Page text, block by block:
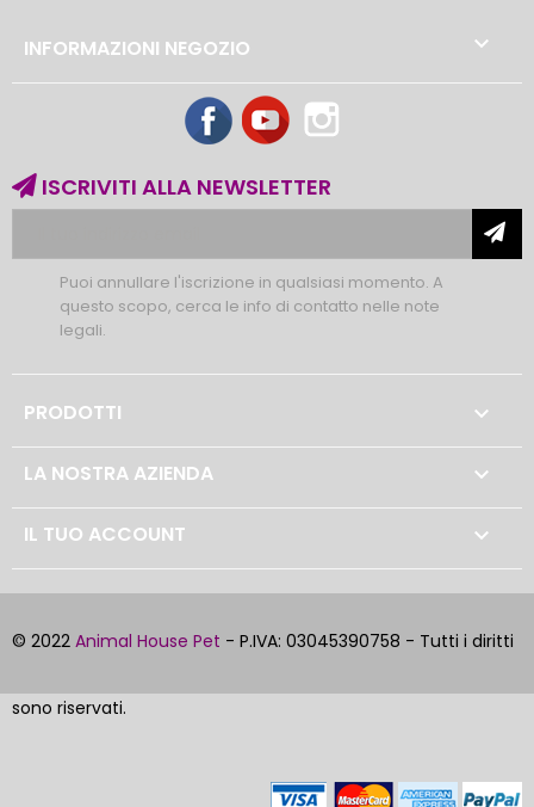
INFORMAZIONI NEGOZIO 
FacebookYouTube
ISCRIVITI ALLA NEWSLETTER
Puoi annullare l'iscrizione in qualsiasi momento. A
questo scopo, cerca le info di contatto nelle note
legali.
PRODOTTI 
LA NOSTRA AZIENDA 
IL TUO ACCOUNT 
© 2022 Animal House Pet - P.IVA: 03045390758 - Tutti i diritti
sono riservati.